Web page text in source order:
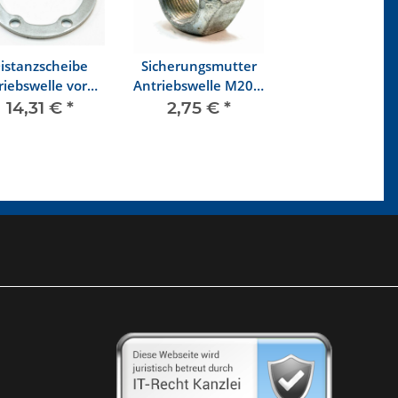
vorne
innen
14,31 € *
Sicherungsmutter
Antriebswelle M20 x
1,5
2,75 € *